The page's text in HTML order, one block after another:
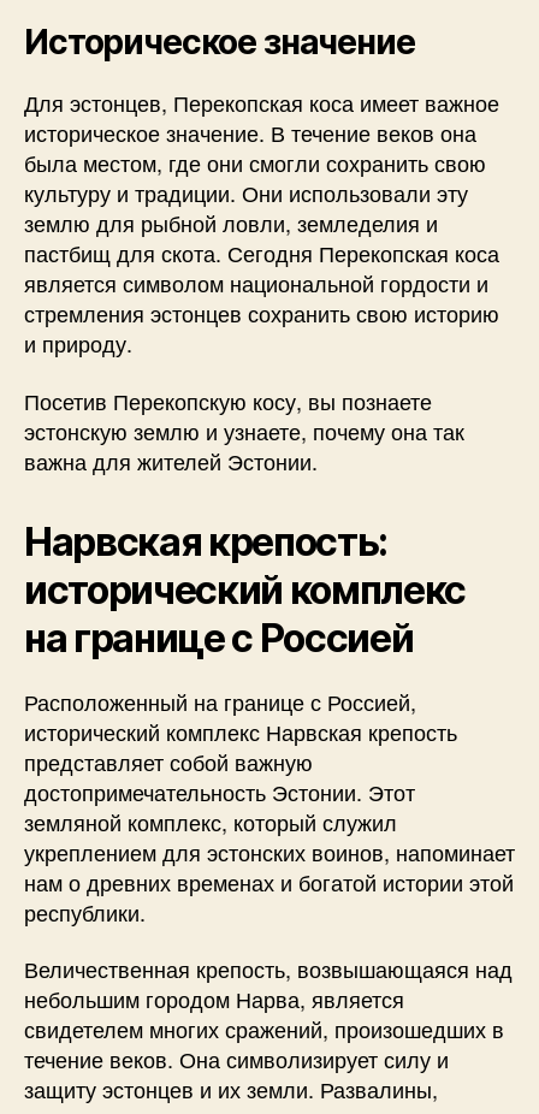
Историческое значение
Для эстонцев, Перекопская коса имеет важное
историческое значение. В течение веков она
была местом, где они смогли сохранить свою
культуру и традиции. Они использовали эту
землю для рыбной ловли, земледелия и
пастбищ для скота. Сегодня Перекопская коса
является символом национальной гордости и
стремления эстонцев сохранить свою историю
и природу.
Посетив Перекопскую косу, вы познаете
эстонскую землю и узнаете, почему она так
важна для жителей Эстонии.
Нарвская крепость:
исторический комплекс
на границе с Россией
Расположенный на границе с Россией,
исторический комплекс Нарвская крепость
представляет собой важную
достопримечательность Эстонии. Этот
земляной комплекс, который служил
укреплением для эстонских воинов, напоминает
нам о древних временах и богатой истории этой
республики.
Величественная крепость, возвышающаяся над
небольшим городом Нарва, является
свидетелем многих сражений, произошедших в
течение веков. Она символизирует силу и
защиту эстонцев и их земли. Развалины,